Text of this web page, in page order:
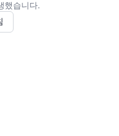
했습니다.